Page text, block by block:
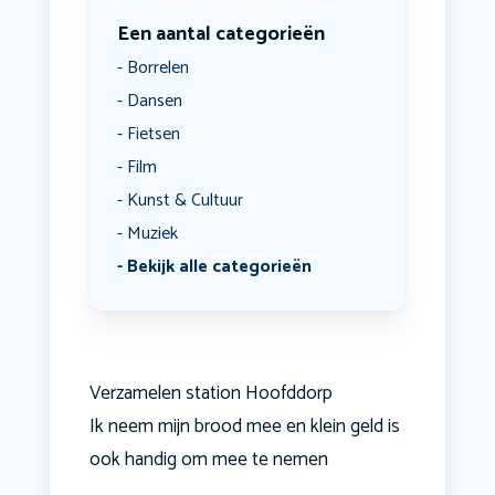
Een aantal categorieën
Borrelen
Dansen
Fietsen
Film
Kunst & Cultuur
Muziek
Bekijk alle categorieën
Verzamelen station Hoofddorp
Ik neem mijn brood mee en klein geld is
ook handig om mee te nemen